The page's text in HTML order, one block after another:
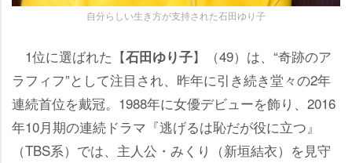
自分らしい生き方が支持された石田ゆり子
1位に選ばれた【石田ゆり子】（49）は、“奇跡のア
ラフィフ”として注目され、昨年に引き続き堂々の2年
連続首位を戴冠。1988年に女優デビューを飾り、2016
年10月期の連続ドラマ『逃げるは恥だが役に立つ』
（TBS系）では、主人公・みくり（新垣結衣）を見守